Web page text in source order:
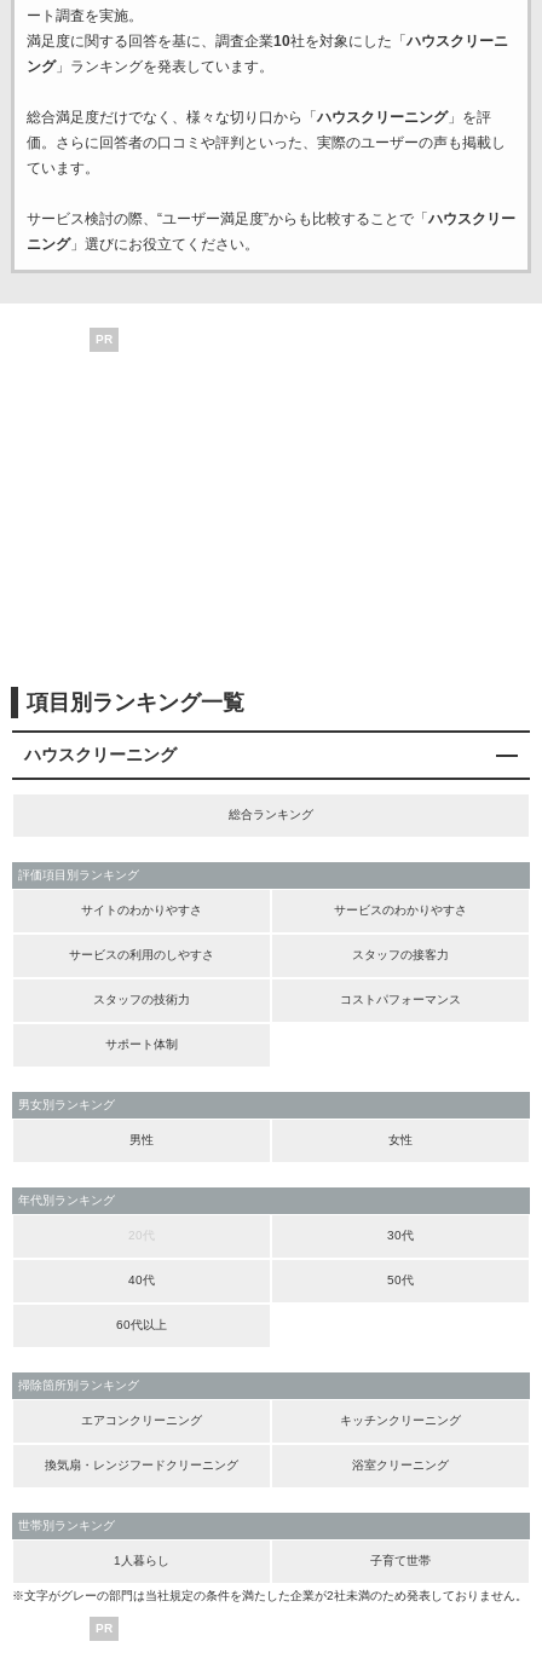
ート調査を実施。
満足度に関する回答を基に、調査企業10社を対象にした「 ハウスクリーニ
ング」ランキングを発表しています。
総合満足度だけでなく、様々な切り口から「 ハウスクリーニング」を評
価。さらに回答者の口コミや評判といった、実際のユーザーの声も掲載し
ています。
サービス検討の際、“ユーザー満足度”からも比較することで「 ハウスクリー
ニング」選びにお役立てください。
PR
項目別ランキング一覧
ハウスクリーニング
総合ランキング
評価項目別ランキング
サイトのわかりやすさ サービスのわかりやすさ
サービスの利用のしやすさ スタッフの接客力
スタッフの技術力 コストパフォーマンス
サポート体制
男女別ランキング
男性 女性
年代別ランキング
20代 30代
40代 50代
60代以上
掃除箇所別ランキング
エアコンクリーニング キッチンクリーニング
換気扇・レンジフードクリーニング 浴室クリーニング
世帯別ランキング
1人暮らし 子育て世帯
※文字がグレーの部門は当社規定の条件を満たした企業が2社未満のため発表しておりません。
PR